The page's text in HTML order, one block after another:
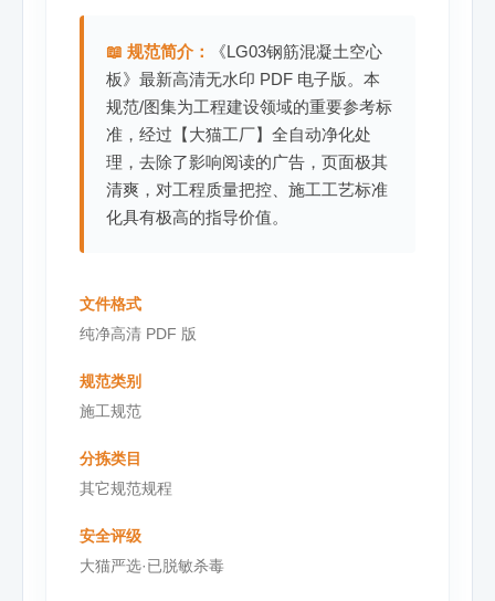
📖 规范简介：
《LG03钢筋混凝土空心
板》最新高清无水印 PDF 电子版。本
规范/图集为工程建设领域的重要参考标
准，经过【大猫工厂】全自动净化处
理，去除了影响阅读的广告，页面极其
清爽，对工程质量把控、施工工艺标准
化具有极高的指导价值。
文件格式
纯净高清 PDF 版
规范类别
施工规范
分拣类目
其它规范规程
安全评级
大猫严选·已脱敏杀毒